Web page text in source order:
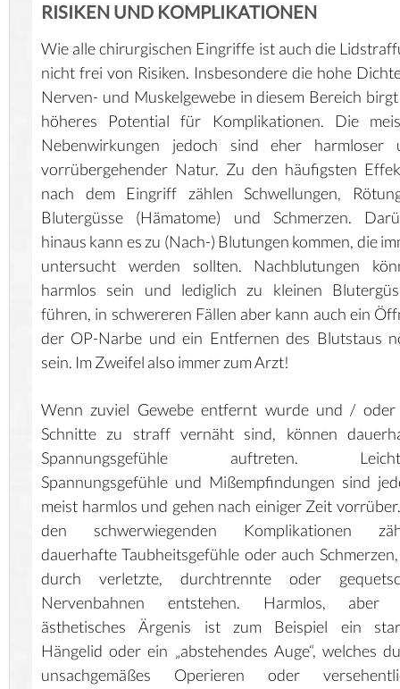
RISIKEN UND KOMPLIKATIONEN
Wie alle chirurgischen Eingriffe ist auch die
nicht frei von Risiken. Insbesondere die hohe
Nerven- und Muskelgewebe in diesem Bereich
höheres Potential für Komplikationen. Die
Nebenwirkungen jedoch sind eher harmloser
vorrübergehender Natur. Zu den häufigsten
nach dem Eingriff zählen Schwellungen,
Blutergüsse (Hämatome) und Schmerzen.
hinaus kann es zu (Nach-) Blutungen kommen, die
untersucht werden sollten. Nachblutungen
harmlos sein und lediglich zu kleinen
führen, in schwereren Fällen aber kann auch ein
der OP-Narbe und ein Entfernen des Blutstaus
sein. Im Zweifel also immer zum Arzt!
Wenn zuviel Gewebe entfernt wurde und / oder
Schnitte zu straff vernäht sind, können
Spannungsgefühle auftreten.
Spannungsgefühle und Mißempfindungen sind
meist harmlos und gehen nach einiger Zeit
den schwerwiegenden Komplikationen
dauerhafte Taubheitsgefühle oder auch
durch verletzte, durchtrennte oder
Nervenbahnen entstehen. Harmlos, aber
ästhetisches Ärgenis ist zum Beispiel ein
Hängelid oder ein „abstehendes Auge“, welches
unsachgemäßes Operieren oder